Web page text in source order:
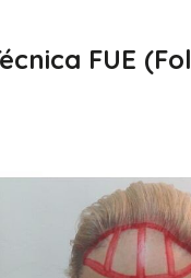
FUE